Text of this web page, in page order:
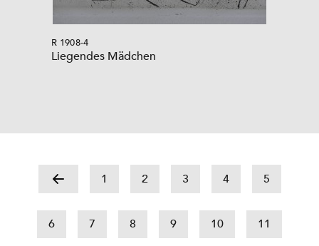
R 1908-4
Liegendes Mädchen
1 2 3 4 5
6 7 8 9 10 11